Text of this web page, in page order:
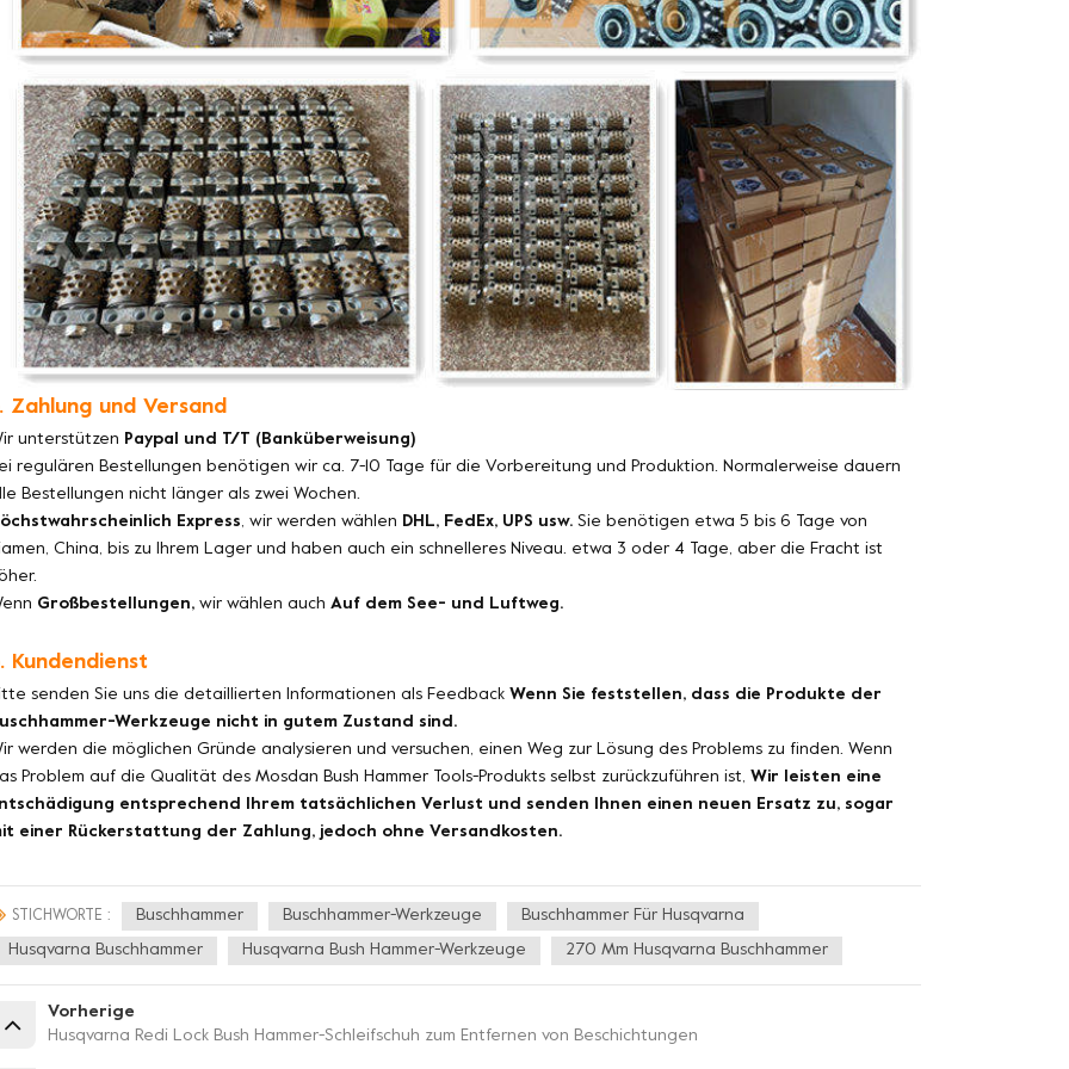
Zahlung und Versand
unterstützen Paypal und T/T (Banküberweisung)
regulären Bestellungen benötigen wir ca. 7-10 Tage für die Vorbereitung und Produktion. Normalerweise dauern
Bestellungen nicht länger als zwei Wochen.
Express, wir werden wählen DHL, FedEx, UPS usw. Sie benötigen etwa 5 bis 6 Tage von
China, bis zu Ihrem Lager und haben auch ein schnelleres Niveau. etwa 3 oder 4 Tage, aber die Fracht ist
Großbestellungen, wir wählen auch Auf dem See- und Luftweg.
Kundendienst
senden Sie uns die detaillierten Informationen als Feedback Wenn Sie feststellen, dass die Produkte der
Werkzeuge nicht in gutem Zustand sind.
werden die möglichen Gründe analysieren und versuchen, einen Weg zur Lösung des Problems zu finden. Wenn
Problem auf die Qualität des Mosdan Bush Hammer Tools-Produkts selbst zurückzuführen ist, Wir leisten eine
entsprechend Ihrem tatsächlichen Verlust und senden Ihnen einen neuen Ersatz zu, sogar
einer Rückerstattung der Zahlung, jedoch ohne Versandkosten.
STICHWORTE : Buschhammer Buschhammer-Werkzeuge Buschhammer Für Husqvarna
Husqvarna Buschhammer Husqvarna Bush Hammer-Werkzeuge 270 Mm Husqvarna Buschhammer
Vorherige
Husqvarna Redi Lock Bush Hammer-Schleifschuh zum Entfernen von Beschichtungen